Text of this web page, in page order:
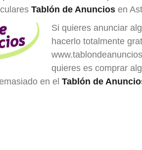
Tablón de Anuncios en
Si quieres anunciar
hacerlo totalmente
quieres es comprar
en el Tablón de